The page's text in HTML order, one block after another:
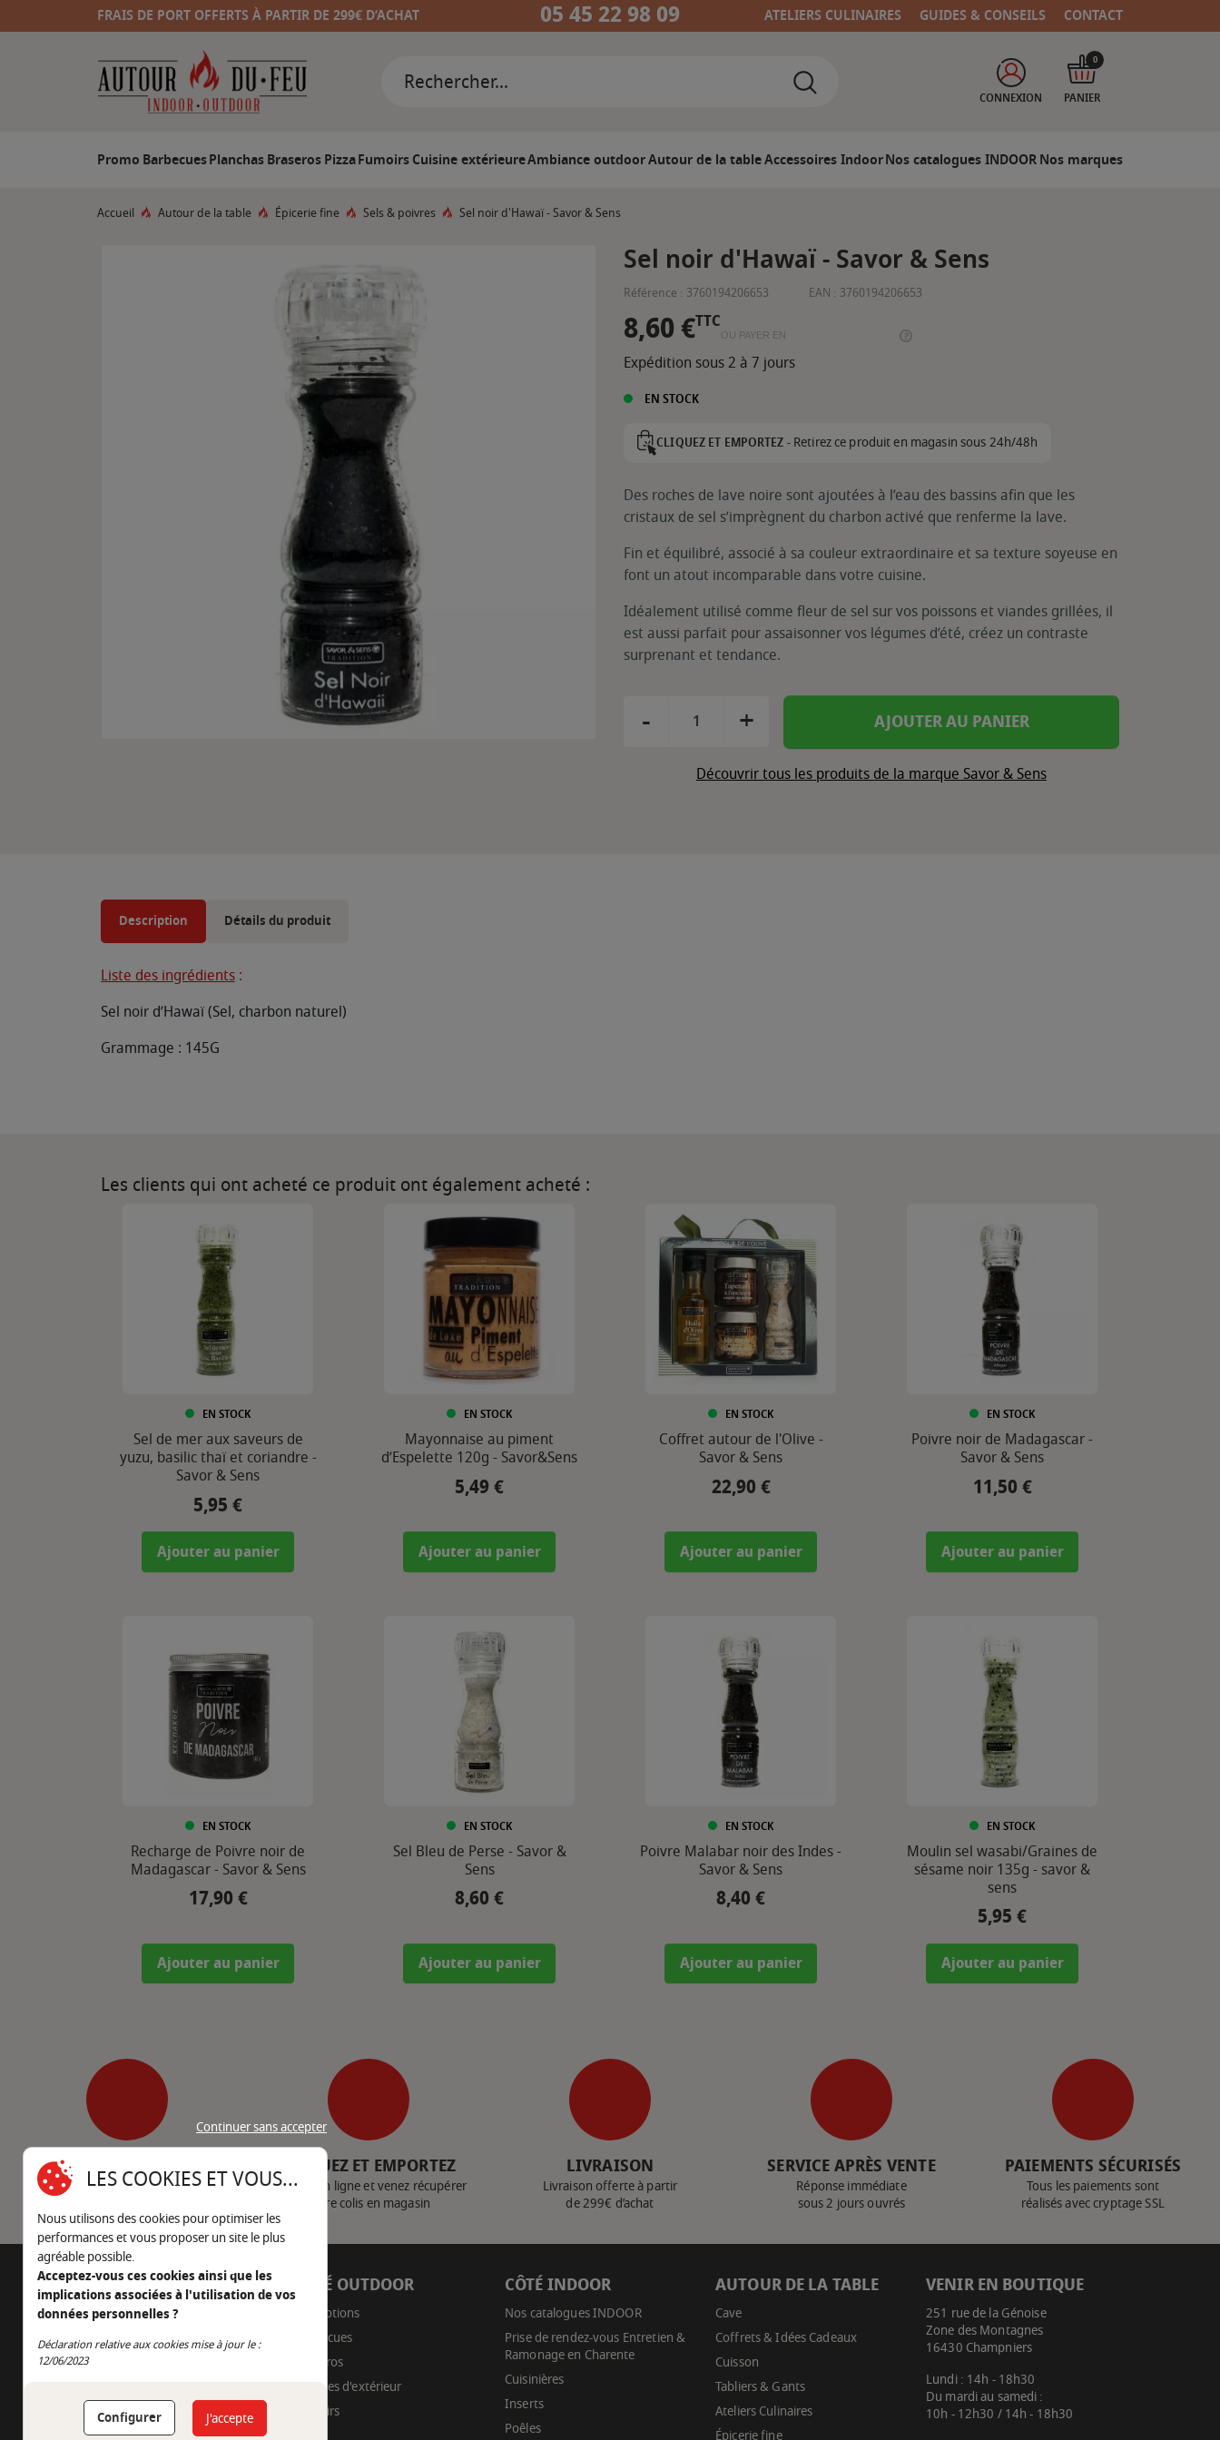
FRAIS DE PORT OFFERTS À PARTIR DE 299€ D’ACHAT 05 45 22 98 09 ATELIERS CULINAIRES GUIDES & CONSEILS CONTACT
CONNEXION PANIER
0
Promo BarbecuesPlanchasBraserosPizzaFumoirsCuisine extérieureAmbiance outdoorAutour de la tableAccessoires IndoorNos catalogues INDOORNos marques
Accueil Autour de la table Épicerie fine Sels & poivres Sel noir d'Hawaï - Savor & Sens
Sel noir d'Hawaï - Savor & Sens
Référence : 3760194206653 EAN : 3760194206653
8,60 €TTC
OU PAYER EN
Expédition sous 2 à 7 jours
EN STOCK
CLIQUEZ ET EMPORTEZ -Retirez ce produit en magasin sous 24h/48h
Des roches de lave noire sont ajoutées à l’eau des bassins afin que les
cristaux de sel s’imprègnent du charbon activé que renferme la lave.
Fin et équilibré, associé à sa couleur extraordinaire et sa texture soyeuse en
font un atout incomparable dans votre cuisine.
Idéalement utilisé comme fleur de sel sur vos poissons et viandes grillées, il
est aussi parfait pour assaisonner vos légumes d’été, créez un contraste
surprenant et tendance.
- + AJOUTER AU PANIER
Découvrir tous les produits de la marque Savor & Sens
Description Détails du produit
Liste des ingrédients :
Sel noir d’Hawaï (Sel, charbon naturel)
Grammage : 145G
Les clients qui ont acheté ce produit ont également acheté :
EN STOCK
Sel de mer aux saveurs de
yuzu, basilic thaï et coriandre -
Savor & Sens
Prix
5,95 €
Ajouter au panier
EN STOCK
Mayonnaise au piment
d’Espelette 120g - Savor&Sens
Prix
5,49 €
Ajouter au panier
EN STOCK
Coffret autour de l'Olive -
Savor & Sens
Prix
22,90 €
Ajouter au panier
EN STOCK
Poivre noir de Madagascar -
Savor & Sens
Prix
11,50 €
Ajouter au panier
EN STOCK
Recharge de Poivre noir de
Madagascar - Savor & Sens
Prix
17,90 €
Ajouter au panier
EN STOCK
Sel Bleu de Perse - Savor &
Sens
Prix
8,60 €
Ajouter au panier
EN STOCK
Poivre Malabar noir des Indes -
Savor & Sens
Prix
8,40 €
Ajouter au panier
EN STOCK
Moulin sel wasabi/Graines de
sésame noir 135g - savor &
sens
Prix
5,95 €
Ajouter au panier
SERVICE CLIENT
Nous contacter
CLIQUEZ ET EMPORTEZ
Achetez en ligne et venez récupérer
votre colis en magasin
LIVRAISON
Livraison offerte à partir
de 299€ d’achat
SERVICE APRÈS VENTE
Réponse immédiate
sous 2 jours ouvrés
PAIEMENTS SÉCURISÉS
Tous les paiements sont
réalisés avec cryptage SSL
AUTOUR DU FEU
05 45 22 98 09
Nous envoyer un e-mail
CÔTÉ OUTDOOR
Promotions
Barbecues
Braseros
Cuisines d'extérieur
Fumoirs
CÔTÉ INDOOR
Nos catalogues INDOOR
Prise de rendez-vous Entretien &
Ramonage en Charente
Cuisinières
Inserts
Poêles
AUTOUR DE LA TABLE
Cave
Coffrets & Idées Cadeaux
Cuisson
Tabliers & Gants
Ateliers Culinaires
Épicerie fine
VENIR EN BOUTIQUE
251 rue de la Génoise
Zone des Montagnes
16430 Champniers
Lundi : 14h - 18h30
Du mardi au samedi :
10h - 12h30 / 14h - 18h30
Continuer sans accepter
LES COOKIES ET VOUS...
Nous utilisons des cookies pour optimiser les
performances et vous proposer un site le plus
agréable possible.
Acceptez-vous ces cookies ainsi que les
implications associées à l'utilisation de vos
données personnelles ?
Déclaration relative aux cookies mise à jour le :
12/06/2023
Configurer J'accepte